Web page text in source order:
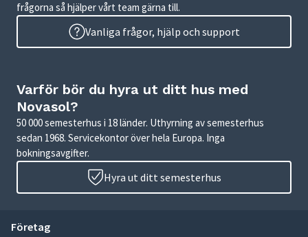
frågorna så hjälper vårt team gärna till.
Vanliga frågor, hjälp och support
Varför bör du hyra ut ditt hus med
Novasol?
50 000 semesterhus i 18 länder. Uthyrning av semesterhus
sedan 1968. Servicekontor över hela Europa. Inga
bokningsavgifter.
Hyra ut ditt semesterhus
Företag